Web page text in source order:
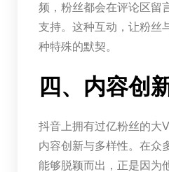
频，粉丝都会在评论区留
支持。这种互动，让粉丝
种特殊的默契。
四、内容创
抖音上拥有过亿粉丝的大
内容创新与多样性。在众
能够脱颖而出，正是因为